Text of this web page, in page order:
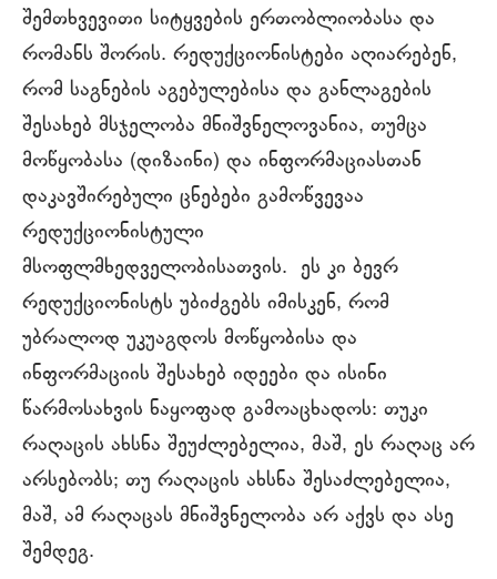
შემთხვევითი სიტყვების ერთობლიობასა და
რომანს შორის. რედუქციონისტები აღიარებენ,
რომ საგნების აგებულებისა და განლაგების
შესახებ მსჯელობა მნიშვნელოვანია, თუმცა
მოწყობასა (დიზაინი) და ინფორმაციასთან
დაკავშირებული ცნებები გამოწვევაა
რედუქციონისტული
მსოფლმხედველობისათვის. ეს კი ბევრ
რედუქციონისტს უბიძგებს იმისკენ, რომ
უბრალოდ უკუაგდოს მოწყობისა და
ინფორმაციის შესახებ იდეები და ისინი
წარმოსახვის ნაყოფად გამოაცხადოს: თუკი
რაღაცის ახსნა შეუძლებელია, მაშ, ეს რაღაც არ
არსებობს; თუ რაღაცის ახსნა შესაძლებელია,
მაშ, ამ რაღაცას მნიშვნელობა არ აქვს და ასე
შემდეგ.